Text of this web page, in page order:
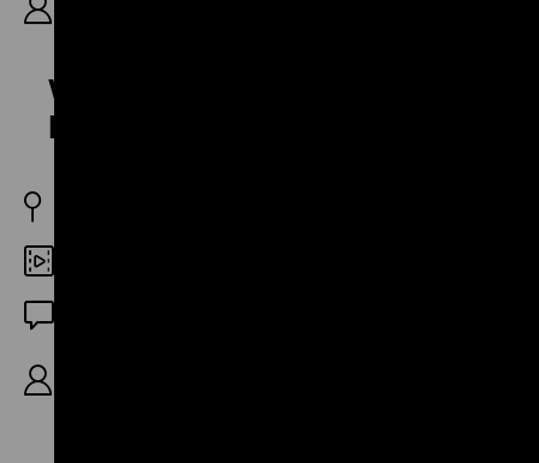
Wallace & Gromit – Die Techno-
Hose